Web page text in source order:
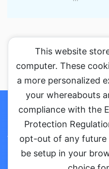
セミナーに参加する
プライバシーポリシー
会社概要
This website
computer. These
a more personalized
your whereabouts
compliance with the
Protection
opt-out of any future
be setup in your